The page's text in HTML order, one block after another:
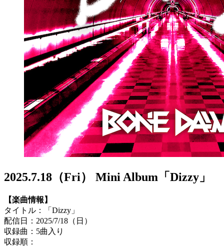
2025.7.18（Fri） Mini Album「Dizzy」
【楽曲情報】
タイトル：「Dizzy」
配信日：2025/7/18（日）
収録曲：5曲入り
収録順：